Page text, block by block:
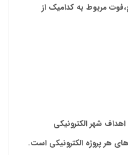
مربوط به کدامیک از
شهر الکترونیکی
هر پروژه الکترونیکی است.